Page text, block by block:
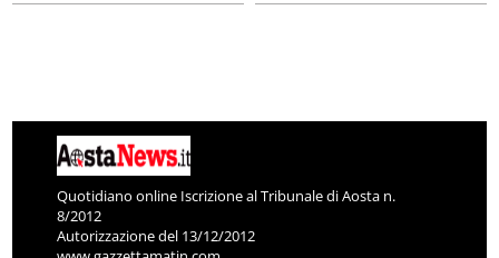
Quotidiano online Iscrizione al Tribunale di Aosta n.
8/2012
Autorizzazione del 13/12/2012